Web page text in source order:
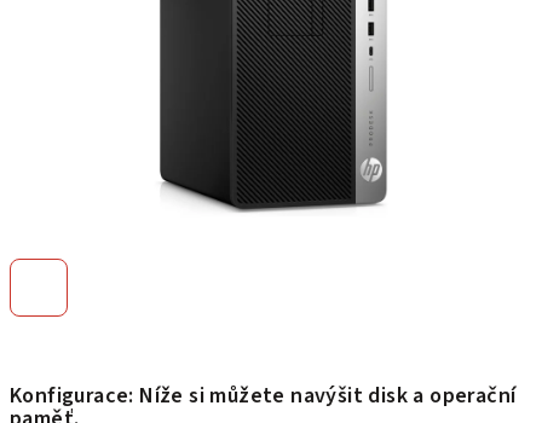
Konfigurace: Níže si můžete navýšit disk a operační